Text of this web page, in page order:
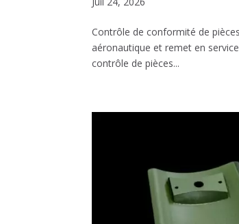
Contrôle de conformité de
aéronautique et remet en
contrôle de pièces...